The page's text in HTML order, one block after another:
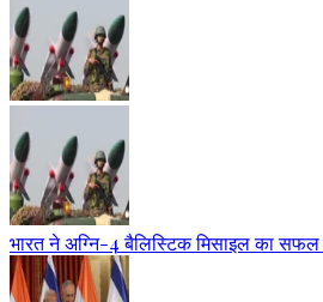
भारत ने अग्नि-4 बैलिस्टिक मिसाइल का सफल